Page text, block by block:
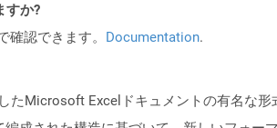
すか?
認できます。 Documentation.
Microsoft Excelドキュメントの有名な形